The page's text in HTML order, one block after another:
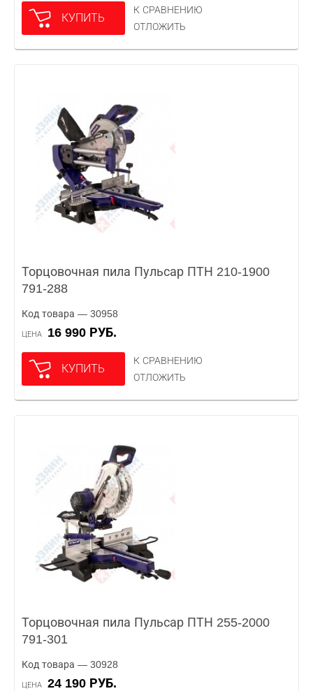
КУПИТЬ
К СРАВНЕНИЮ
ОТЛОЖИТЬ
Торцовочная пила Пульсар ПТН 210-1900
791-288
Код товара — 30958
ЦЕНА 16 990 РУБ.
КУПИТЬ
К СРАВНЕНИЮ
ОТЛОЖИТЬ
Торцовочная пила Пульсар ПТН 255-2000
791-301
Код товара — 30928
ЦЕНА 24 190 РУБ.